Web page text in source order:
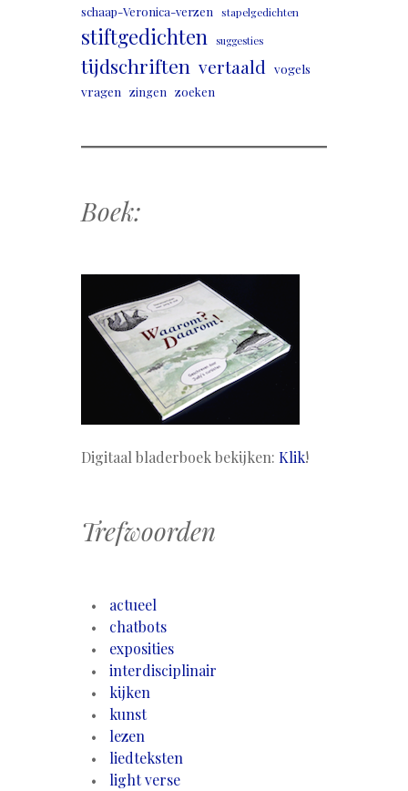
schaap-Veronica-verzen stapelgedichten
stiftgedichten suggesties
tijdschriften vertaald vogels
vragen zingen zoeken
Boek:
Digitaal bladerboek bekijken: Klik!
Trefwoorden
actueel
chatbots
exposities
interdisciplinair
kijken
kunst
lezen
liedteksten
light verse